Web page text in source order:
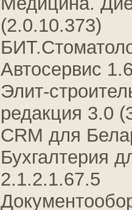
(2.0.10.373)
Автосервис
Элит-
редакция 3.0
CRM для
Бухгалтерия
2.1.2.1.67.5